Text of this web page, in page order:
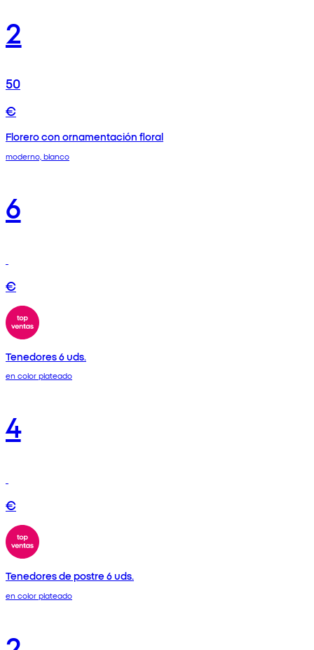
2
50
€
Florero con ornamentación floral
moderno, blanco
6
€
Tenedores 6 uds.
en color plateado
4
€
Tenedores de postre 6 uds.
en color plateado